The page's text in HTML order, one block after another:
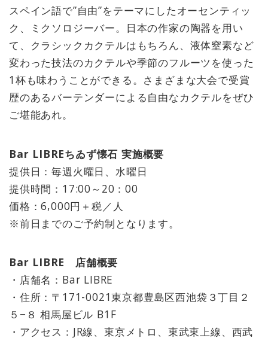
スペイン語で”自由”をテーマにしたオーセンティッ
ク、ミクソロジーバー。日本の作家の陶器を用い
て、クラシックカクテルはもちろん、液体窒素など
変わった技法のカクテルや季節のフルーツを使った
1杯も味わうことができる。さまざまな大会で受賞
歴のあるバーテンダーによる自由なカクテルをぜひ
ご堪能あれ。
Bar LIBREちゐず懐石 実施概要
提供日：毎週火曜日、水曜日
提供時間：17:00～20：00
価格：6,000円＋税／人
※前日までのご予約制となります。
Bar LIBRE 店舗概要
・店舗名：Bar LIBRE
・住所：〒171-0021東京都豊島区西池袋３丁目２
５−８ 相馬屋ビル B1F
・アクセス：JR線、東京メトロ、東武東上線、西武